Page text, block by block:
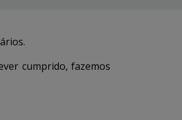
cumprido, fazemos